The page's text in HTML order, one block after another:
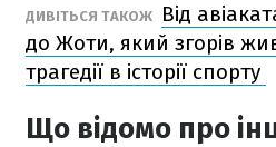
ДИВІТЬСЯ ТАКОЖ
Від
до Жоти, який згорів
трагедії в історії спорту
Що відомо про